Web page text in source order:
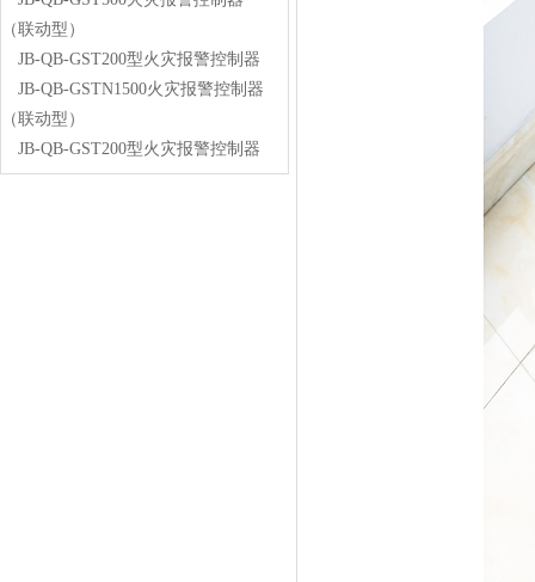
（联动型）
JB-QB-GST200型火灾报警控制器
JB-QB-GSTN1500火灾报警控制器
（联动型）
JB-QB-GST200型火灾报警控制器